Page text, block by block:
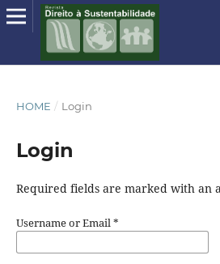
HOME / Login
Login
Required fields are marked with an
Username or Email*